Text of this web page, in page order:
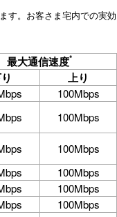
す。お客さま宅内での実効
最大通信速度*
上り
100Mbps
100Mbps
100Mbps
100Mbps
100Mbps
100Mbps